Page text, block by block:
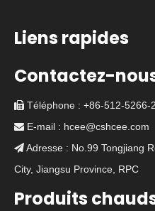
Liens rapides
Contactez-
 Téléphone : +86-512-5266-
 E-mail : hcee@cshcee.com
 Adresse : No.99 Tongjiang
City, Jiangsu Province, RPC
Produits